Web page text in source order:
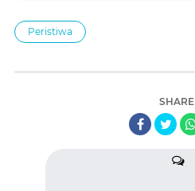
Peristiwa
SHARE